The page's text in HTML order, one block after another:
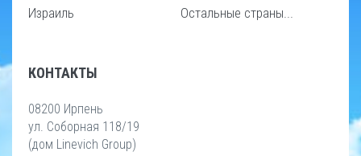
Израиль
Остальные страны...
КОНТАКТЫ
08200 Ирпень
ул. Соборная 118/19
(дом Linevich Group)